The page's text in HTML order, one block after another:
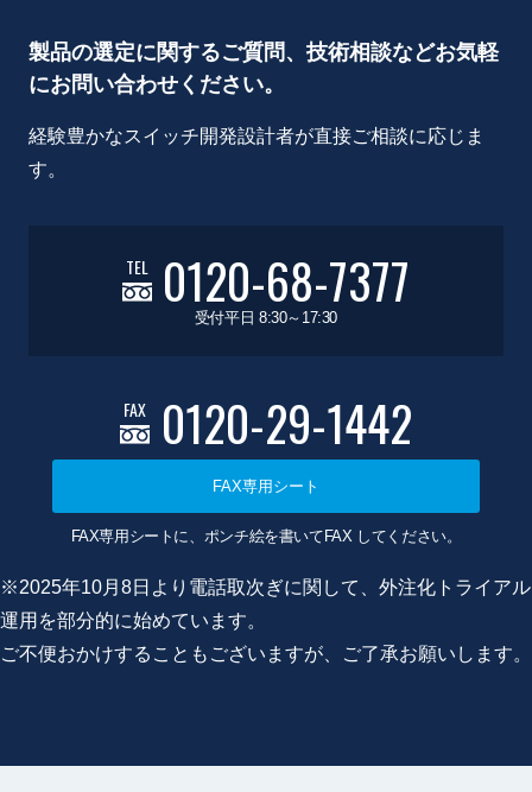
製品の選定に関するご質問、技術相談などお気軽
にお問い合わせください。
経験豊かなスイッチ開発設計者が直接ご相談に応じま
す。
TEL 0120-68-7377
受付平日 8:30～17:30
FAX 0120-29-1442
FAX専用シート
FAX専用シートに、ポンチ絵を書いてFAX してください。
※2025年10月8日より電話取次ぎに関して、外注化トライアル
運用を部分的に始めています。
ご不便おかけすることもございますが、ご了承お願いします。